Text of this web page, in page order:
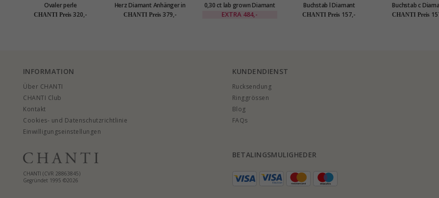
Ovaler perle
diamantanhänger in 14
CHANTI Preis 320,-
Herz Diamant Anhänger in
14 karat Gold 0,02 ct
CHANTI Preis 379,-
0,30 ct lab grown Diamant
Solitäranhänger in 14 karat
EXTRA 484,-
Buchstab l Diamant
Anhänger in 9 karat Gold
CHANTI Preis 157,-
Buchstab c
Anhänger in 9 karat
CHANTI Preis
INFORMATION
Über CHANTI
CHANTI Club
Kontakt
Cookies- und Datenschutzrichtlinie
Einwilligungseinstellungen
KUNDENDIENST
Rucksendung
Ringgrössen
Blog
FAQs
CHANTI (CVR 28863845)
Gegründet 1995 ©2026
BETALINGSMULIGHEDER